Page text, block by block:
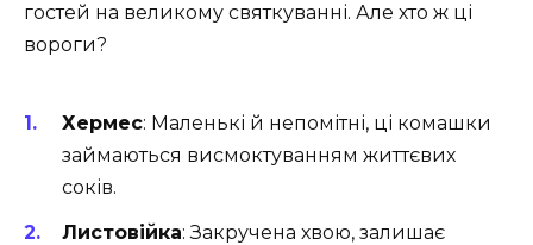
гостей на великому святкуванні. Але хто ж ці
вороги?
Хермес: Маленькі й непомітні, ці комашки
займаються висмоктуванням життєвих
соків.
Листовійка: Закручена хвою, залишає